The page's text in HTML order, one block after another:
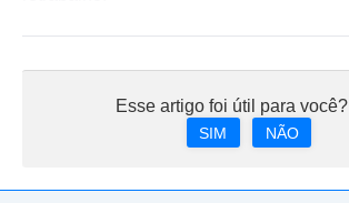
Esse artigo foi útil para você?
SIM NÃO